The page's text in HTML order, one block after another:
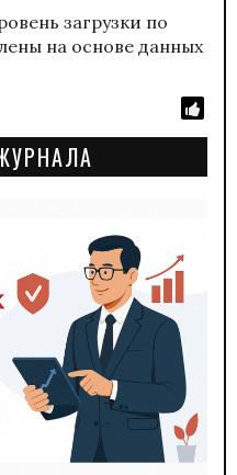
загрузки по
на основе данных